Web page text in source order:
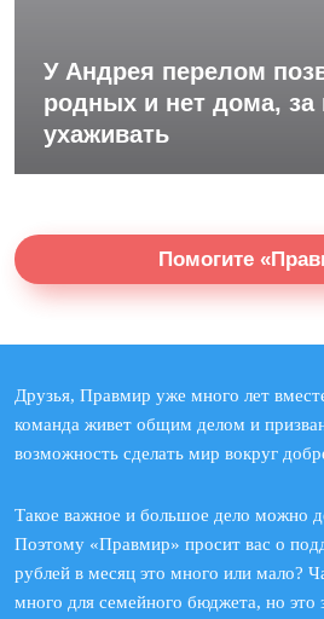
У Андрея перелом
родных и нет дома, за
ухаживать
Помогите
Друзья, Правмир уже много лет
команда живет общим делом и
возможность сделать мир вокруг
Такое важное и большое дело можно
Поэтому «Правмир» просит вас о
рублей в месяц это много или мало?
много для семейного бюджета, но это